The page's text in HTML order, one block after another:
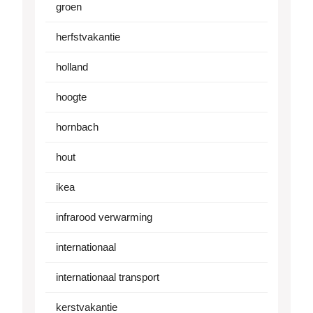
groen
herfstvakantie
holland
hoogte
hornbach
hout
ikea
infrarood verwarming
internationaal
internationaal transport
kerstvakantie